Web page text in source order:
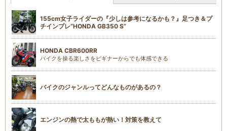
155cm女子ライダーの『少しは参考になるかも？』足つき＆プ
チインプレ“HONDA GB350 S”
HONDA CBR600RR
バイクを操る楽しさをビギナーからでも体感できる
バイクのジャンルってどんなものがあるの？
エンジンの熱で太ももが熱い！対策を教えて